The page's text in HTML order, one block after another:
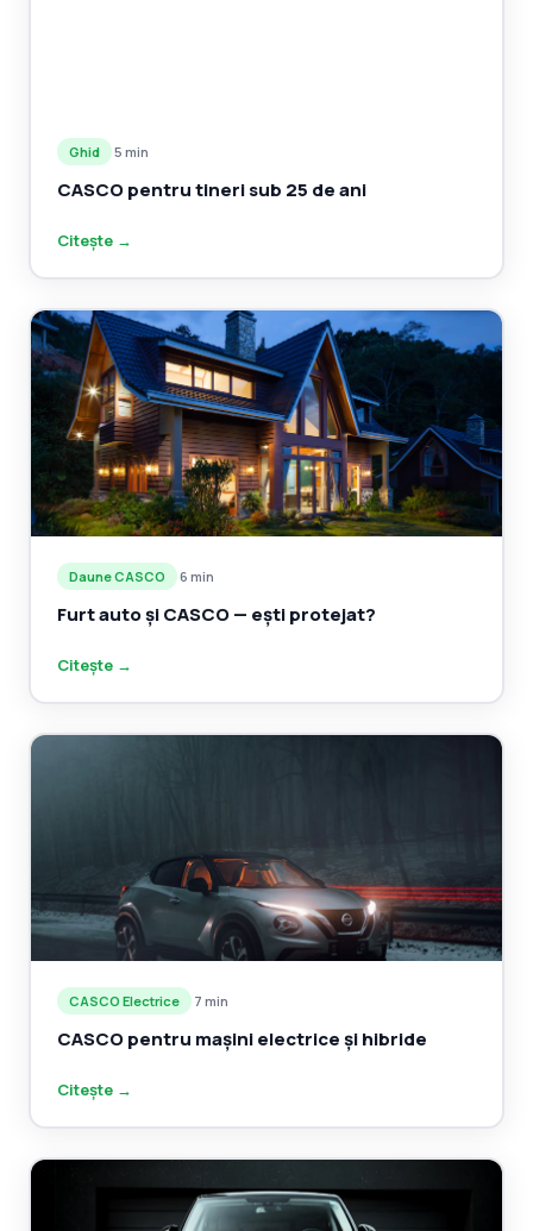
Ghid ·5 min
CASCO pentru tineri sub 25 de ani
Citește →
Daune CASCO ·6 min
Furt auto și CASCO — ești protejat?
Citește →
CASCO Electrice · 7 min
CASCO pentru mașini electrice și hibride
Citește →